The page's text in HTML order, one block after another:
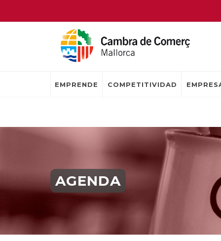
EMPRENDE COMPETITIVIDAD
AGENDA